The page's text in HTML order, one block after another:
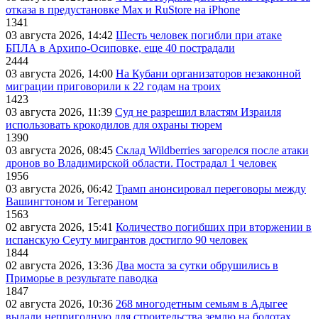
отказа в предустановке Max и RuStore на iPhone
1341
03 августа 2026, 14:42 Шесть человек погибли при атаке
БПЛА в Архипо-Осиповке, еще 40 пострадали
2444
03 августа 2026, 14:00 На Кубани организаторов незаконной
миграции приговорили к 22 годам на троих
1423
03 августа 2026, 11:39 Суд не разрешил властям Израиля
использовать крокодилов для охраны тюрем
1390
03 августа 2026, 08:45 Склад Wildberries загорелся после атаки
дронов во Владимирской области. Пострадал 1 человек
1956
03 августа 2026, 06:42 Трамп анонсировал переговоры между
Вашингтоном и Тегераном
1563
02 августа 2026, 15:41 Количество погибших при вторжении в
испанскую Сеуту мигрантов достигло 90 человек
1844
02 августа 2026, 13:36 Два моста за сутки обрушились в
Приморье в результате паводка
1847
02 августа 2026, 10:36 268 многодетным семьям в Адыгее
выдали непригодную для строительства землю на болотах